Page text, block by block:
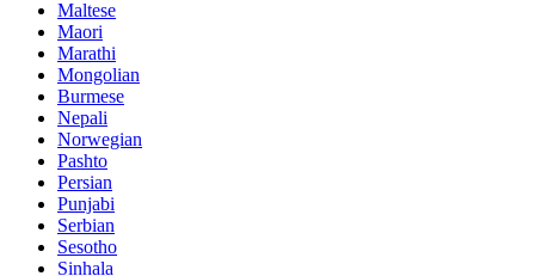
Maltese
Maori
Marathi
Mongolian
Burmese
Nepali
Norwegian
Pashto
Persian
Punjabi
Serbian
Sesotho
Sinhala